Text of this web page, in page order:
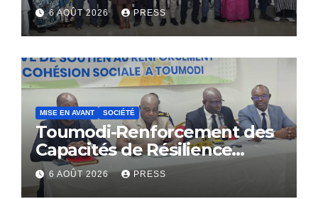
6 AOÛT 2026 PRESS
MISE EN AVANT SOCIÉTÉ
Toumodi-Renforcement des
Capacités de Résilience
Communautaire
6 AOÛT 2026 PRESS